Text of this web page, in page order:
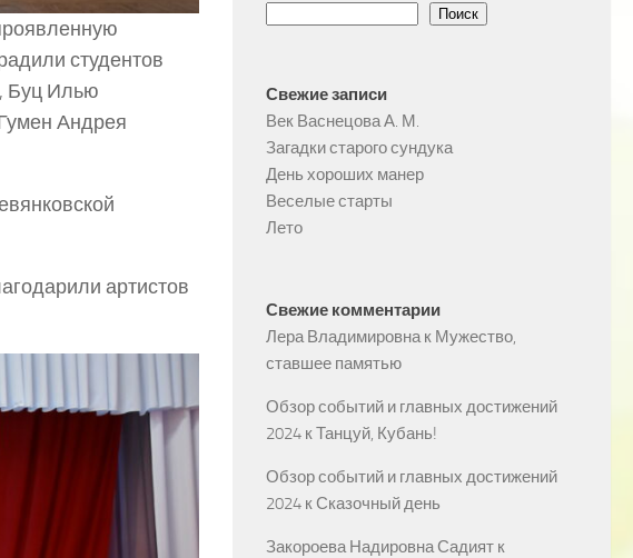
студентов
Буц Илью
Андрея
артистов
Поиск
Свежие записи
Век Васнецова А. М.
Загадки старого сундука
День хороших манер
Веселые старты
Лето
Свежие комментарии
Лера Владимировнак Мужество,
ставшее памятью
Обзор событий и главных достижений
2024 кТанцуй, Кубань!
Обзор событий и главных достижений
2024 кСказочный день
Закороева Надировна Садият к